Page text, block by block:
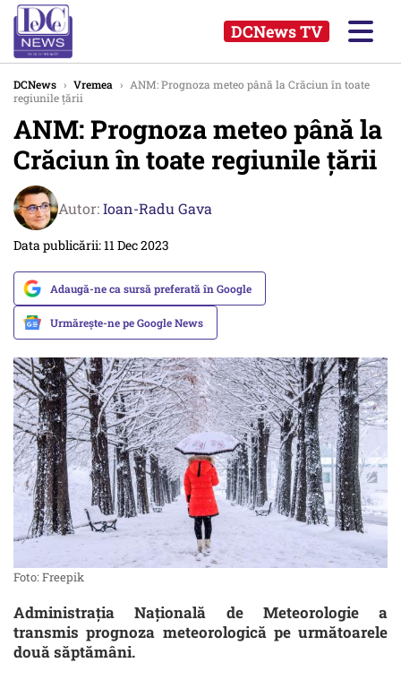
DCNews TV
DCNews › Vremea › ANM: Prognoza meteo până la Crăciun în toate
regiunile țării
ANM: Prognoza meteo până la
Crăciun în toate regiunile țării
Autor:Ioan-Radu Gava
Data publicării: 11 Dec 2023
Adaugă-ne ca sursă preferată în Google
Urmărește-ne pe Google News
Foto: Freepik
Administrația Națională de Meteorologie a
transmis prognoza meteorologică pe următoarele
două săptămâni.